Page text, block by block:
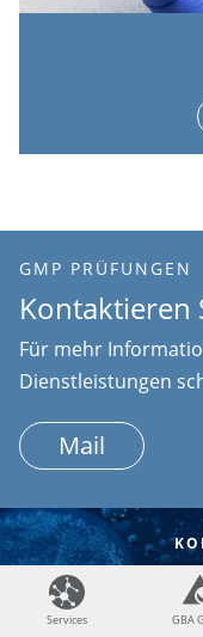
Services GBA
GMP PRÜFUNGEN
Kontaktieren
Für mehr
Dienstleistungen
Mail
Services GBA